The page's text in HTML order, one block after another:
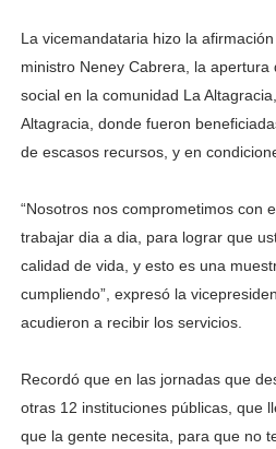
La vicemandataria hizo la
ministro Neney Cabrera, la
social en la comunidad La
Altagracia, donde fueron
de escasos recursos, y en
“Nosotros nos comprometimos con
trabajar dia a dia, para lograr que
calidad de vida, y esto es una
cumpliendo”, expresó la
acudieron a recibir los servicios.
Recordó que en las jornadas que
otras 12 instituciones públicas, que
que la gente necesita, para que no